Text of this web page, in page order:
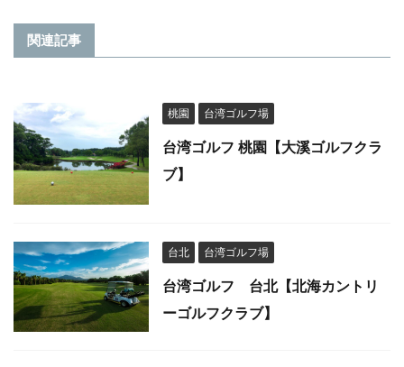
関連記事
桃園 台湾ゴルフ場
台湾ゴルフ 桃園【大溪ゴルフクラ
ブ】
台北 台湾ゴルフ場
台湾ゴルフ 台北【北海カントリ
ーゴルフクラブ】